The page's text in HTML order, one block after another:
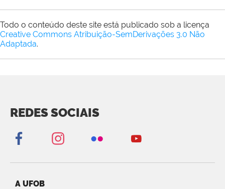
Todo o conteúdo deste site está publicado sob a licença
Creative Commons Atribuição-SemDerivações 3.0 Não
Adaptada.
REDES SOCIAIS
A UFOB